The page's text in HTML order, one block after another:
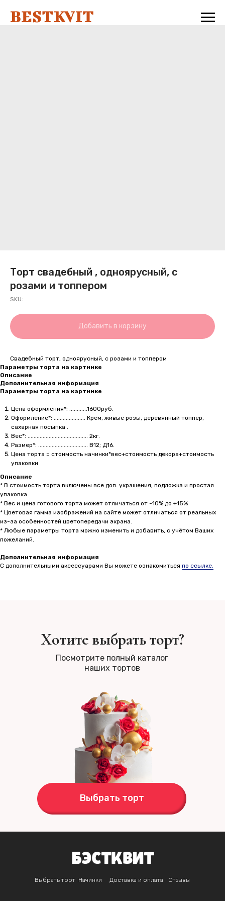
Торт свадебный , одноярусный, с
розами и топпером
SKU:
Добавить в корзину
Свадебный торт, одноярусный, с розами и топпером
Параметры торта на картинке
Описание
Дополнительная информация
Параметры торта на картинке
Цена оформления*: ............1600руб.
Оформление*: ..................... Крем, живые розы, деревянный топпер,
сахарная посыпка .
Вес*: ........................................ 2кг.
Размер*: ................................. В12; Д16.
Цена торта = стоимость начинки*вес+стоимость декора+стоимость
упаковки
Описание
* В стоимость торта включены все доп. украшения, подложка и простая
упаковка.
* Вес и цена готового торта может отличаться от -10% до +15%
* Цветовая гамма изображений на сайте может отличаться от реальных
из-за особенностей цветопередачи экрана.
* Любые параметры торта можно изменить и добавить, с учётом Ваших
пожеланий.
Дополнительная информация
С дополнительными аксессуарами Вы можете ознакомиться по ссылке.
Хотите выбрать торт?
Посмотрите полный каталог
наших тортов
Выбрать торт
Выбрать торт Начинки Доставка и оплата Отзывы